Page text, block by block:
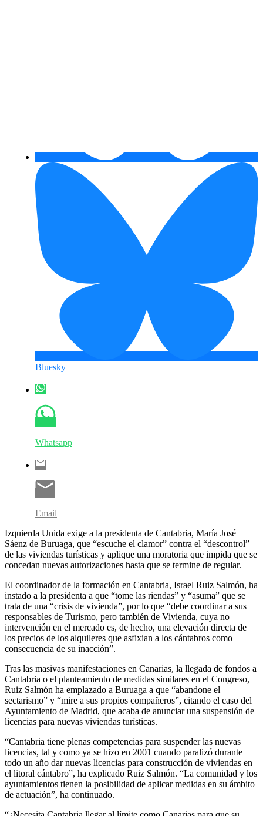
Bluesky
Whatsapp
Email
Izquierda Unida exige a la presidenta de Cantabria, María José
Sáenz de Buruaga, que “escuche el clamor” contra el “descontrol”
de las viviendas turísticas y aplique una moratoria que impida que se
concedan nuevas autorizaciones hasta que se termine de regular.
El coordinador de la formación en Cantabria, Israel Ruiz Salmón, ha
instado a la presidenta a que “tome las riendas” y “asuma” que se
trata de una “crisis de vivienda”, por lo que “debe coordinar a sus
responsables de Turismo, pero también de Vivienda, cuya no
intervención en el mercado es, de hecho, una elevación directa de
los precios de los alquileres que asfixian a los cántabros como
consecuencia de su inacción”.
Tras las masivas manifestaciones en Canarias, la llegada de fondos a
Cantabria o el planteamiento de medidas similares en el Congreso,
Ruiz Salmón ha emplazado a Buruaga a que “abandone el
sectarismo” y “mire a sus propios compañeros”, citando el caso del
Ayuntamiento de Madrid, que acaba de anunciar una suspensión de
licencias para nuevas viviendas turísticas.
“Cantabria tiene plenas competencias para suspender las nuevas
licencias, tal y como ya se hizo en 2001 cuando paralizó durante
todo un año dar nuevas licencias para construcción de viviendas en
el litoral cántabro”, ha explicado Ruiz Salmón. “La comunidad y los
ayuntamientos tienen la posibilidad de aplicar medidas en su ámbito
de actuación”, ha continuado.